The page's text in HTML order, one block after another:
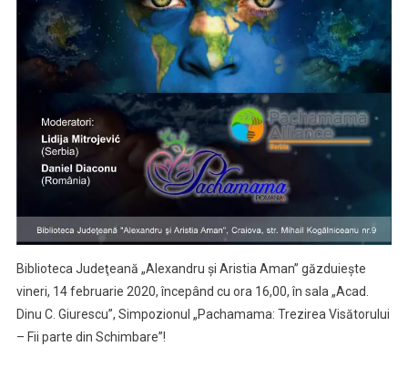
Biblioteca Judeţeană „Alexandru şi Aristia Aman” găzduieşte
vineri, 14 februarie 2020, începând cu ora 16,00, în sala „Acad.
Dinu C. Giurescu”, Simpozionul „Pachamama: Trezirea Visătorului
– Fii parte din Schimbare”!